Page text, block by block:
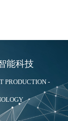
。致力于超硬材
能科技
PRODUCTION -